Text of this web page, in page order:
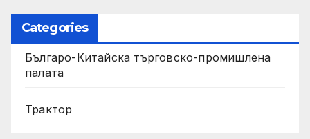
Categories
Българо-Китайска търговско-промишлена
палата
Трактор